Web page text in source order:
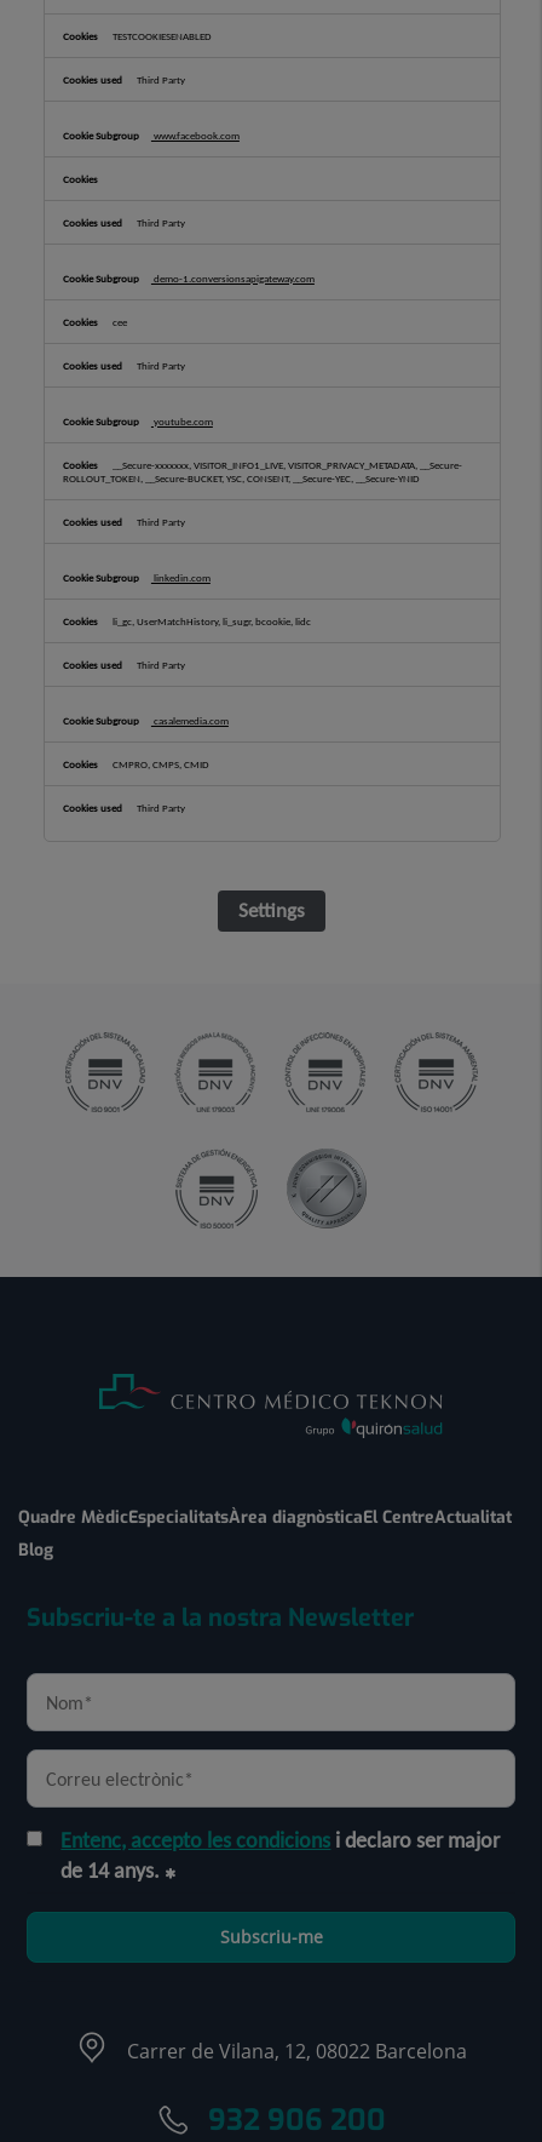
TESTCOOKIESENABLED
Third Party
www.facebook.com
Third Party
demo-1.conversionsapigateway.com
cee
Third Party
youtube.com
__Secure-xxxxxxx, VISITOR_INFO1_LIVE, VISITOR_PRIVACY_METADATA, __Secure-
ROLLOUT_TOKEN, __Secure-BUCKET, YSC, CONSENT, __Secure-YEC, __Secure-YNID
Third Party
linkedin.com
li_gc, UserMatchHistory, li_sugr, bcookie, lidc
Third Party
casalemedia.com
CMPRO, CMPS, CMID
Third Party
Settings
Quadre MèdicEspecialitatsÀrea diagnòsticaEl CentreActualitat
Blog
Subscriu-te a la nostra Newsletter
Entenc, accepto les condicions i declaro ser major
de 14 anys.
Subscriu-me
Carrer de Vilana, 12, 08022 Barcelona
932 906 200